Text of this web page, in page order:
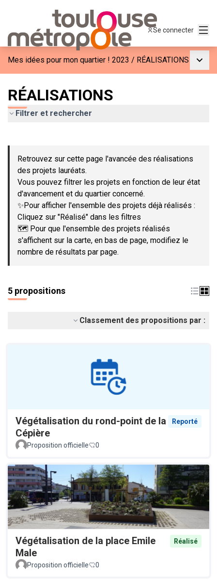
Se connecter
Mes idées pour mon quartier ! 2023 / RÉALISATIONS
RÉALISATIONS
Filtrer et rechercher
−
Retrouvez sur cette page l'avancée des réalisations
des projets lauréats.
Vous pouvez filtrer les projets en fonction de leur état
d'avancement et du quartier concerné.
✨Pour afficher l'ensemble des projets déjà réalisés :
Cliquez sur "Réalisé" dans les filtres
🗺️ Pour que l'ensemble des projets réalisés
s'affichent sur la carte, en bas de page, modifiez le
nombre de résultats par page.
5 propositions
Classement des propositions par :
Végétalisation du rond-point de la
Cépière
Reporté
Proposition officielle 0
Végétalisation de la place Emile
Male
Réalisé
Proposition officielle 0